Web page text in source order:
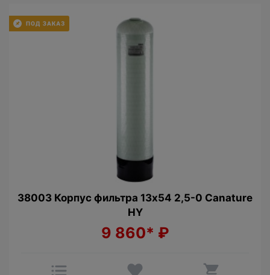
38003 Корпус фильтра 13х54 2,5-0 Canature
HY
9 860* ₽